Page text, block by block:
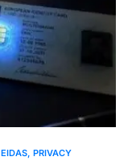
EIDAS PRIVACY